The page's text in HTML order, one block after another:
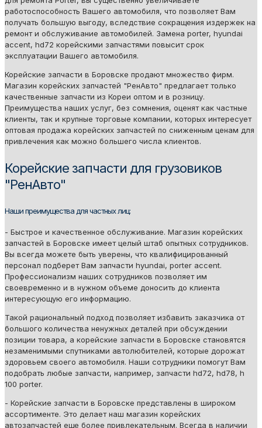
работоспособность Вашего автомобиля, что позволяет Вам
получать большую выгоду, вследствие сокращения издержек на
ремонт и обслуживание автомобилей. Замена porter, hyundai
accent, hd72 корейскими запчастями повысит срок
эксплуатации Вашего автомобиля.
Корейские запчасти в Боровске продают множество фирм.
Магазин корейских запчастей "РенАвто" предлагает только
качественные запчасти из Кореи оптом и в розницу.
Преимущества наших услуг, без сомнения, оценят как частные
клиенты, так и крупные торговые компании, которых интересует
оптовая продажа корейских запчастей по сниженным ценам для
привлечения как можно большего числа клиентов.
Корейские запчасти для грузовиков
"РенАвто"
Наши преимущества для частных лиц:
- Быстрое и качественное обслуживание. Магазин корейских
запчастей в Боровске имеет целый штаб опытных сотрудников.
Вы всегда можете быть уверены, что квалифицированный
персонал подберет Вам запчасти hyundai, porter accent.
Профессионализм наших сотрудников позволяет им
своевременно и в нужном объеме доносить до клиента
интересующую его информацию.
Такой рациональный подход позволяет избавить заказчика от
большого количества ненужных деталей при обсуждении
позиции товара, а корейские запчасти в Боровске становятся
незаменимыми спутниками автолюбителей, которые дорожат
здоровьем своего автомобиля. Наши сотрудники помогут Вам
подобрать любые запчасти, например, запчасти hd72, hd78, h
100 porter.
- Корейские запчасти в Боровске представлены в широком
ассортименте. Это делает наш магазин корейских
автозапчастей еще более привлекательным. Всегда в наличии